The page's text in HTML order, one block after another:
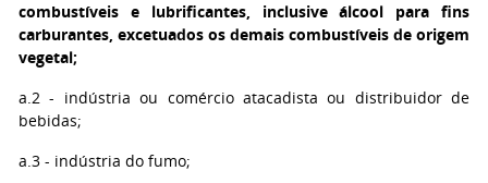
combustíveis e lubrificantes, inclusive álcool para fins
carburantes, excetuados os demais combustíveis de origem
vegetal;
a.2 - indústria ou comércio atacadista ou distribuidor de
bebidas;
a.3 - indústria do fumo;